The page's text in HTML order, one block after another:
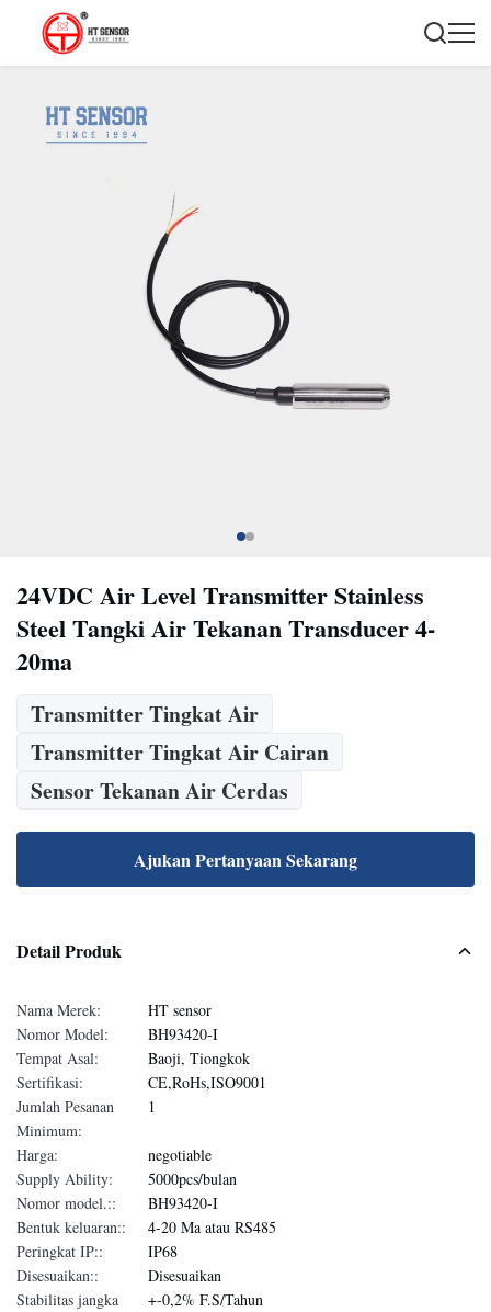
24VDC Air Level Transmitter Stainless
Steel Tangki Air Tekanan Transducer 4-
20ma
Transmitter Tingkat Air
Transmitter Tingkat Air Cairan
Sensor Tekanan Air Cerdas
Ajukan Pertanyaan Sekarang
Detail Produk
Nama Merek:
HT sensor
Nomor Model:
BH93420-I
Tempat Asal:
Baoji, Tiongkok
Sertifikasi:
CE,RoHs,ISO9001
Jumlah Pesanan
Minimum:
1
Harga:
negotiable
Supply Ability:
5000pcs/bulan
Nomor model.::
BH93420-I
Bentuk keluaran::
4-20 Ma atau RS485
Peringkat IP::
IP68
Disesuaikan::
Disesuaikan
Stabilitas jangka
+-0,2% F.S/Tahun